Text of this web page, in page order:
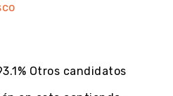
Otros candidatos